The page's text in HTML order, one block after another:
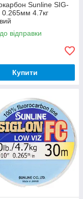
Sunline SIG-
4.7кг
відправки
Купити